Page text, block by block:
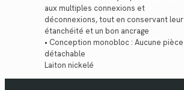
aux multiples connexions et
déconnexions, tout en conservant leur
étanchéité et un bon ancrage
• Conception monobloc : Aucune pièce
détachable
Laiton nickelé